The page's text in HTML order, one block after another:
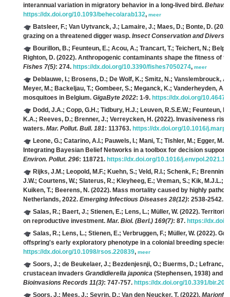
interannual variation in migratory behavior in a long-lived bird. Behav.
https://dx.doi.org/10.1093/beheco/arab132, meer
Batsleer, F.; Van Uytvanck, J.; Lamaire, J.; Maes, D.; Bonte, D.
grazing on a threatened digger wasp. Insect Conservation and
Bourillon, B.; Feunteun, E.; Acou, A.; Trancart, T.; Teichert, N.;
Righton, D. (2022). Anthropogenic contaminants shape the fitness of
Fishes 7(5): 274. https://dx.doi.org/10.3390/fishes7050274, meer
Deblauwe, I.; Brosens, D.; De Wolf, K.; Smitz, N.; Vanslembrouck,
Meyer, M.; Backeljau, T.; Gombeer, S.; Meganck, K.; Vanderheyden, A.;
mosquitoes in Belgium. GigaByte 2022: 1-9. https://dx.doi.org/
Dodd, J.A.; Copp, G.H.; Tidbury, H.J.; Leuven, R.S.E.W.; Feunteun,
K.A.; Reeves, D.; Brenner, J.; Verreycken, H. (2022). Invasiveness
waters. Mar. Pollut. Bull. 181: 113763. https://dx.doi.org/10.1016/
Leone, G.; Catarino, A.I.; Pauwels, I.; Mani, T.; Tishler, M.; Egger,
Integrating Bayesian Belief Networks in a toolbox for decision
Environ. Pollut. 296: 118721. https://dx.doi.org/10.1016/
Rijks, J.M.; Leopold, M.F.; Kuehn, S.; Veld, R.I.; Schenk, F.;
J.W.; Courtens, W.; Slaterus, R.; Kleyheeg, E.; Vreman, S.; Kik, M.J.L.;
Kuiken, T.; Beerens, N. (2022). Mass mortality caused by highly
Netherlands, 2022. Emerging Infectious Diseases 28(12): 2538-2542.
Salas, R.; Baert, J.; Stienen, E.; Lens, L.; Müller, W. (2022).
on reproductive investment. Mar. Biol. (Berl.) 169(7): 87. https://
Salas, R.; Lens, L.; Stienen, E.; Verbruggen, F.; Müller, W. (2022).
offspring's early exploratory phenotype in a colonial breeding species.
https://dx.doi.org/10.1098/rsos.220839, meer
Soors, J.; de Beukelaer, J.; Bezdenjesnji, O.; Buerms, D.; Lefranc,
crustacean invaders Grandidierella japonica (Stephensen, 1938) and
Bioinvasions Records 11(3): 747-757. https://dx.doi.org/10.3391/
Soors, J.; Mees, J.; Sevrin, D.; Van den Neucker, T. (2022).